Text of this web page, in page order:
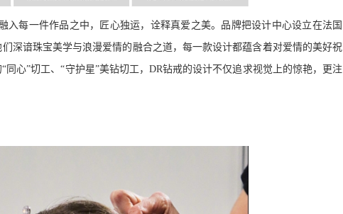
入每一件作品之中，匠心独运，诠释真爱之美。品牌把设计中心设立在法国
们深谙珠宝美学与浪漫爱情的融合之道，每一款设计都蕴含着对爱情的美好祝
“同心”切工、“守护星”美钻切工，DR钻戒的设计不仅追求视觉上的惊艳，更注